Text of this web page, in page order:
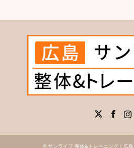
© サンライフ 整体&トレーニング｜広島